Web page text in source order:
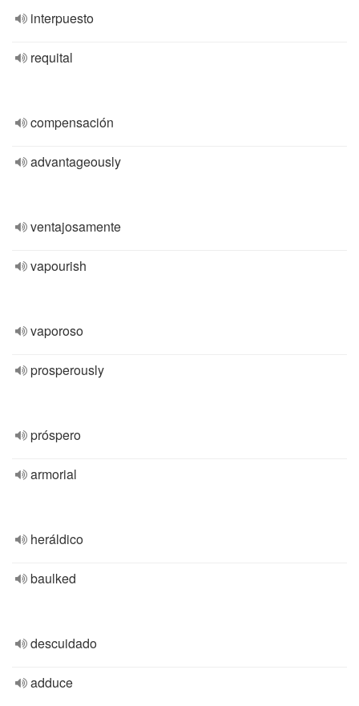
interpuesto
requital
compensación
advantageously
ventajosamente
vapourish
vaporoso
prosperously
próspero
armorial
heráldico
baulked
descuidado
adduce